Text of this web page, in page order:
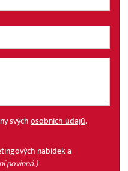
svýchosobních údajů.
nabídek a
povinná.)